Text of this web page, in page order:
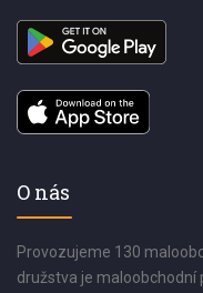
O nás
Provozujeme 130
družstva je